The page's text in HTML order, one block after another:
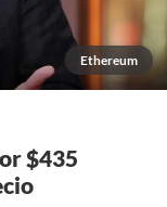
Ethereum
$435